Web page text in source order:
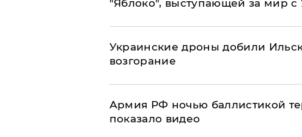
"Яблоко", выступающей за мир с
Украинские дроны добили
возгорание
Армия РФ ночью баллистикой
показало видео